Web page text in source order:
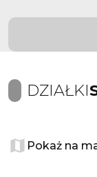
DZIAŁKI
Pokaż na